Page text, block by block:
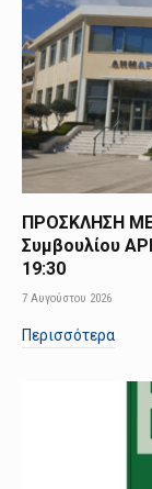
ΠΡΟΣΚΛΗΣΗ
Συμβουλίου
19:30
7 Αυγούστου 2026
Περισσότερα